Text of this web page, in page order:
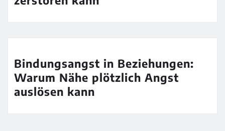
Bindungsangst in Beziehungen:
Warum Nähe plötzlich Angst
auslösen kann